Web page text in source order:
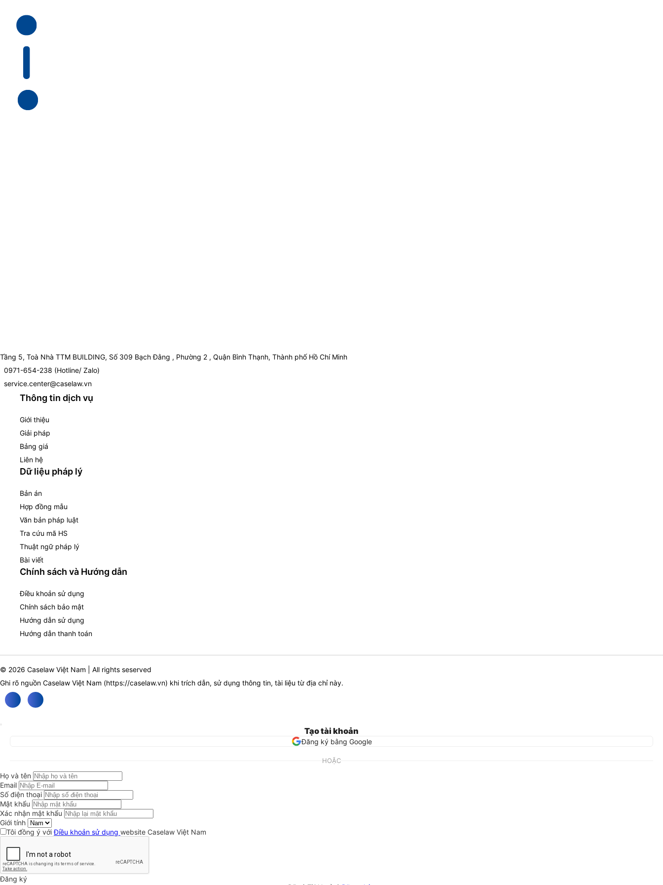
Tầng 5, Toà Nhà TTM BUILDING, Số 309 Bạch Đằng , Phường 2 , Quận Bình Thạnh, Thành phố Hồ Chí Minh
0971-654-238 (Hotline/ Zalo)
service.center@caselaw.vn
Thông tin dịch vụ
Giới thiệu
Giải pháp
Bảng giá
Liên hệ
Dữ liệu pháp lý
Bản án
Hợp đồng mẫu
Văn bản pháp luật
Tra cứu mã HS
Thuật ngữ pháp lý
Bài viết
Chính sách và Hướng dẫn
Điều khoản sử dụng
Chính sách bảo mật
Hướng dẫn sử dụng
Hướng dẫn thanh toán
© 2026 Caselaw Việt Nam | All rights seserved
Ghi rõ nguồn Caselaw Việt Nam (https://caselaw.vn) khi trích dẫn, sử dụng thông tin, tài liệu từ địa chỉ này.
Tạo tài khoản
Đăng ký bằng Google
HOẶC
Họ và tên
Email
Số điện thoại
Mật khẩu
Xác nhận mật khẩu
Giới tính
Tôi đồng ý vớiĐiều khoản sử dụng website Caselaw Việt Nam
Đăng ký